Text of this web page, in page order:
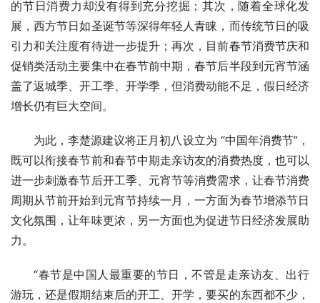
的节日消费力却没有得到充分挖掘；其次，随着全球化发
展，西方节日如圣诞节等深得年轻人青睐，而传统节日的吸
引力和关注度有待进一步提升；再次，目前春节消费节庆和
促销类活动主要集中在春节前中期，春节后半段到元宵节涵
盖了返城季、开工季、开学季，但消费动能不足，假日经济
增长仍有巨大空间。
为此，李楚源建议将正月初八设立为 “中国年消费节”，
既可以衔接春节前和春节中期走亲访友的消费热度，也可以
进一步刺激春节后开工季、元宵节等消费需求，让春节消费
周期从节前开始到元宵节持续一月，一方面为春节增添节日
文化氛围，让年味更浓，另一方面也为促进节日经济发展助
力。
“春节是中国人最重要的节日，不管是走亲访友、出行
游玩，还是假期结束后的开工、开学，要买的东西都不少，